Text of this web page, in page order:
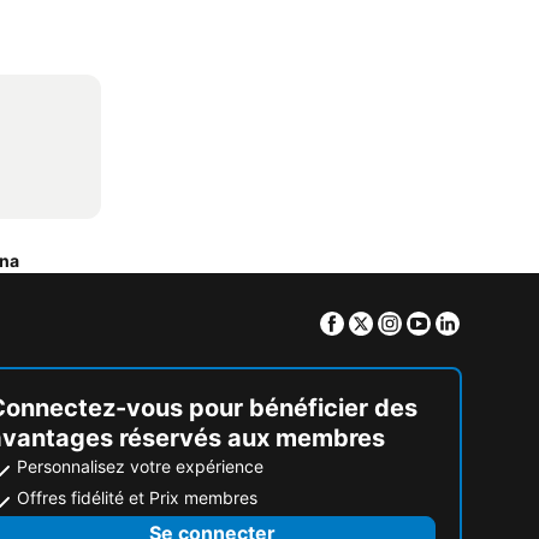
Facebook
TwitterInstagram
Youtube
vous pour bénéficier des
réservés aux membres
Personnalisez votre expérience
Offres fidélité et Prix membres
Se connecter